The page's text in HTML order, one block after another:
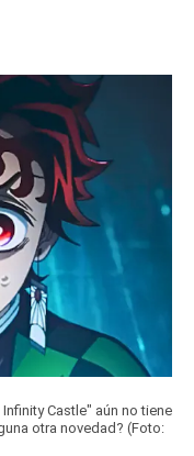
Castle" aún no tiene
otra novedad? (Foto: